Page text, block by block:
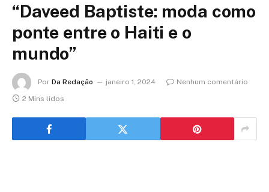
“Daveed Baptiste: moda como
ponte entre o Haiti e o
mundo”
Por Da Redação janeiro 1, 2024
Nenhum comentário
2 Mins lidos